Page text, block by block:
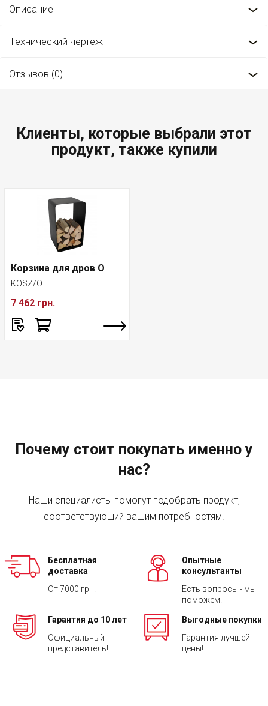
Описание
Технический чертеж
Отзывов (0)
Клиенты, которые выбрали этот
продукт, также купили
Корзина для дров O
KOSZ/O
7 462 грн.
Почему стоит покупать именно у
нас?
Наши специалисты помогут подобрать продукт,
соответствующий вашим потребностям.
Бесплатная
доставка
От 7000 грн.
Опытные
консультанты
Есть вопросы - мы
поможем!
Гарантия до 10 лет
Официальный
представитель!
Выгодные покупки
Гарантия лучшей
цены!